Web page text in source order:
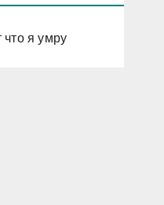
что я умру